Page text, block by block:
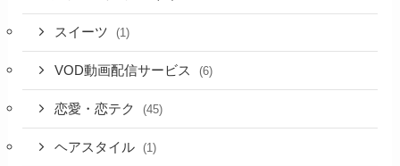
スイーツ (1)
VOD動画配信サービス (6)
恋愛・恋テク (45)
ヘアスタイル (1)